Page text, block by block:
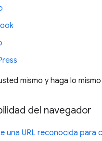
mismo y haga lo
del navegador
una URL reconocida para